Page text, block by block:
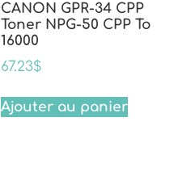
CANON GPR-34 CPP
Toner NPG-50 CPP To
16000
67.23$
Ajouter au panier